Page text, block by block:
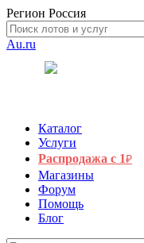
Регион Россия
Au.ru
Каталог
Услуги
Распродажа с 1₽
Магазины
Форум
Помощь
Блог